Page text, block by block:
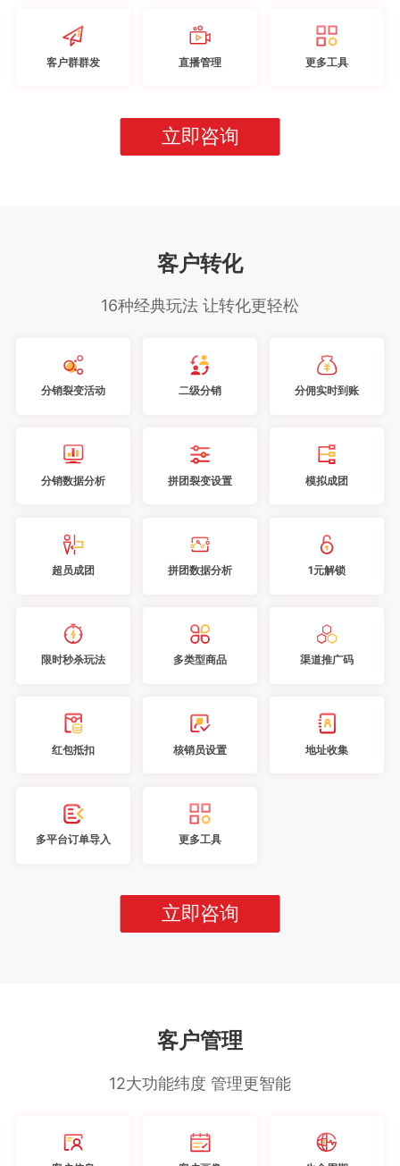
客户群群发 直播管理 更多工具
立即咨询
客户转化
16种经典玩法 让转化更轻松
分销裂变活动 二级分销 分佣实时到账
分销数据分析 拼团裂变设置 模拟成团
超员成团 拼团数据分析 1元解锁
限时秒杀玩法 多类型商品 渠道推广码
红包抵扣 核销员设置 地址收集
多平台订单导入 更多工具
立即咨询
客户管理
12大功能纬度 管理更智能